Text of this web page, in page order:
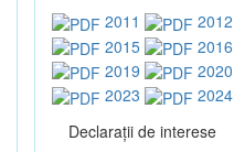
2011
2012
2015
2016
2019
2020
2023
2024
Declaraţii de interese